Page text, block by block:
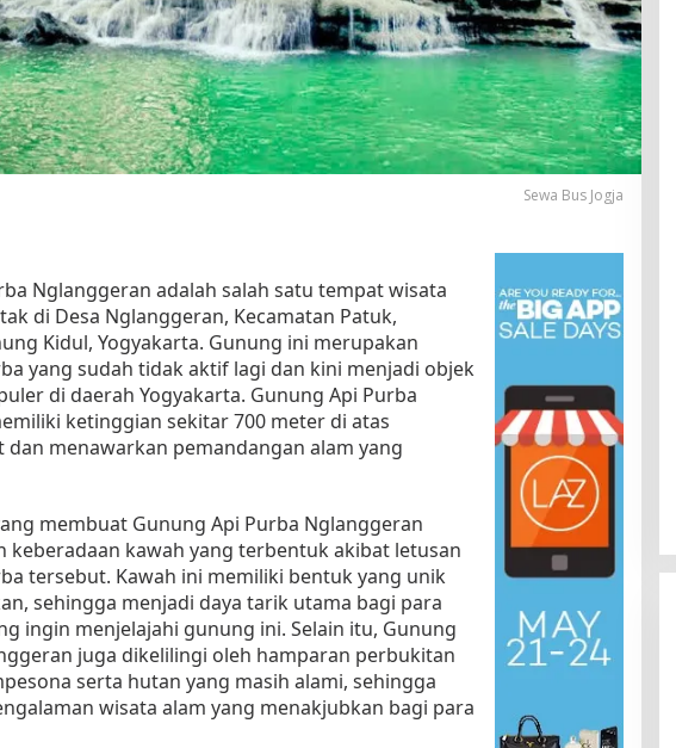
Sewa Bus Jogja
Nglanggeran adalah salah satu tempat wisata
di Desa Nglanggeran, Kecamatan Patuk,
Kidul, Yogyakarta. Gunung ini merupakan
yang sudah tidak aktif lagi dan kini menjadi objek
di daerah Yogyakarta. Gunung Api Purba
ketinggian sekitar 700 meter di atas
dan menawarkan pemandangan alam yang
membuat Gunung Api Purba Nglanggeran
keberadaan kawah yang terbentuk akibat letusan
tersebut. Kawah ini memiliki bentuk yang unik
sehingga menjadi daya tarik utama bagi para
ingin menjelajahi gunung ini. Selain itu, Gunung
juga dikelilingi oleh hamparan perbukitan
serta hutan yang masih alami, sehingga
wisata alam yang menakjubkan bagi para